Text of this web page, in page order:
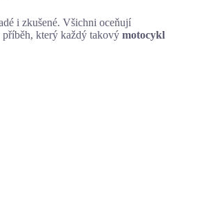
i zkušené. Všichni oceňují
příběh, který každý takový motocykl